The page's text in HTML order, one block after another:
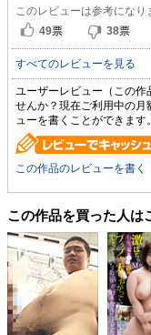
このレビューは参考になり
49票 38票
すべてのレビューを見る
ユーザーレビュー（この
せんか？現在ご利用中の
ューを書くことができます。
この作品のレビューを書く
この作品を買った人は